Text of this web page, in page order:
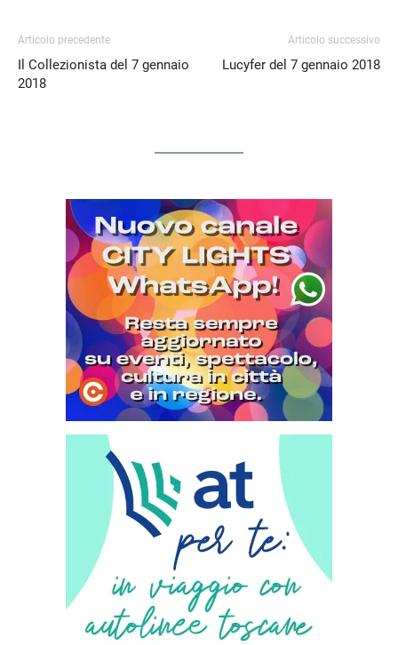
Articolo precedente
Il Collezionista del 7 gennaio
2018
Articolo successivo
Lucyfer del 7 gennaio 2018